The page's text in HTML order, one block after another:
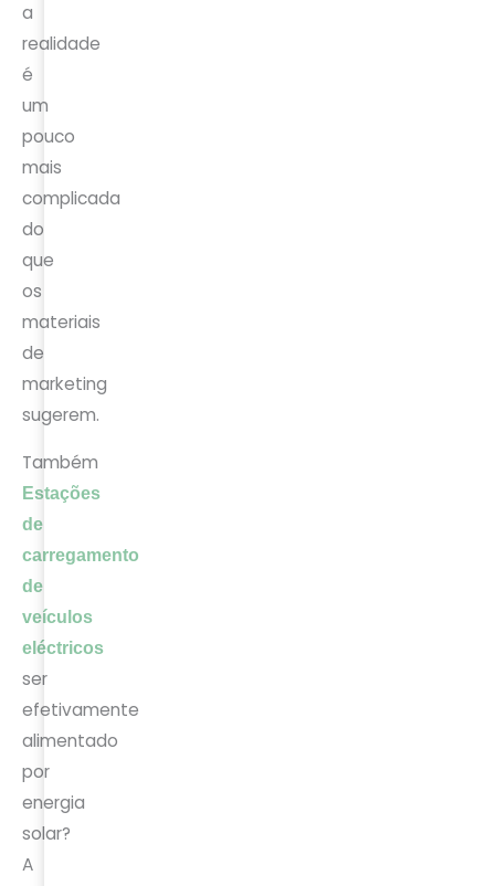
a
realidade
é
um
pouco
mais
complicada
do
que
os
materiais
de
marketing
sugerem.
Também
Estações
de
carregamento
de
veículos
eléctricos
ser
efetivamente
alimentado
por
energia
solar?
A